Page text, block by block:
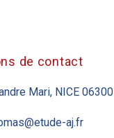
de contact
Mari, NICE 06300
aj.fr